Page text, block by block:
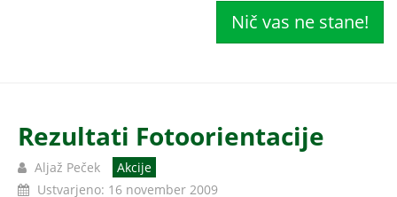
Nič vas ne stane!
Rezultati Fotoorientacije
Aljaž Peček
Akcije
Ustvarjeno: 16 november 2009